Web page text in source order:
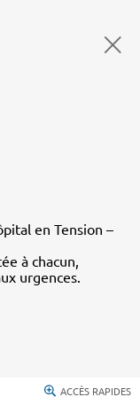
en Tension –
à chacun,
urgences.
ACCÈS RAPIDES